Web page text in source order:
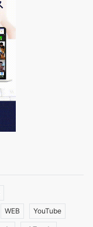
WEB YouTube